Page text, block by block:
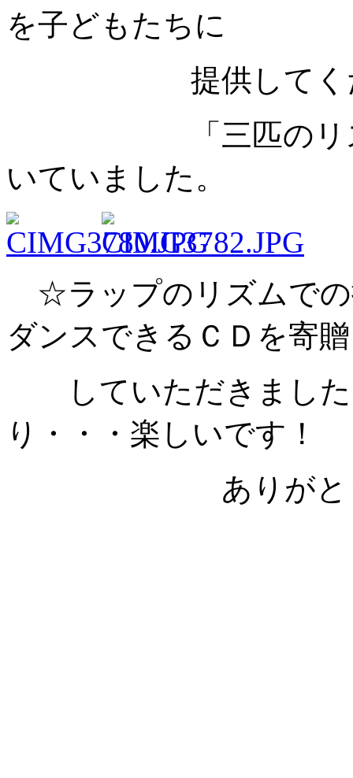
を子どもたちに
提供してくださ
「三匹のリスの
いていました。
☆ラップのリズムでの
ダンスできるＣＤを寄贈
していただきました
り・・・楽しいです！
ありがとうご